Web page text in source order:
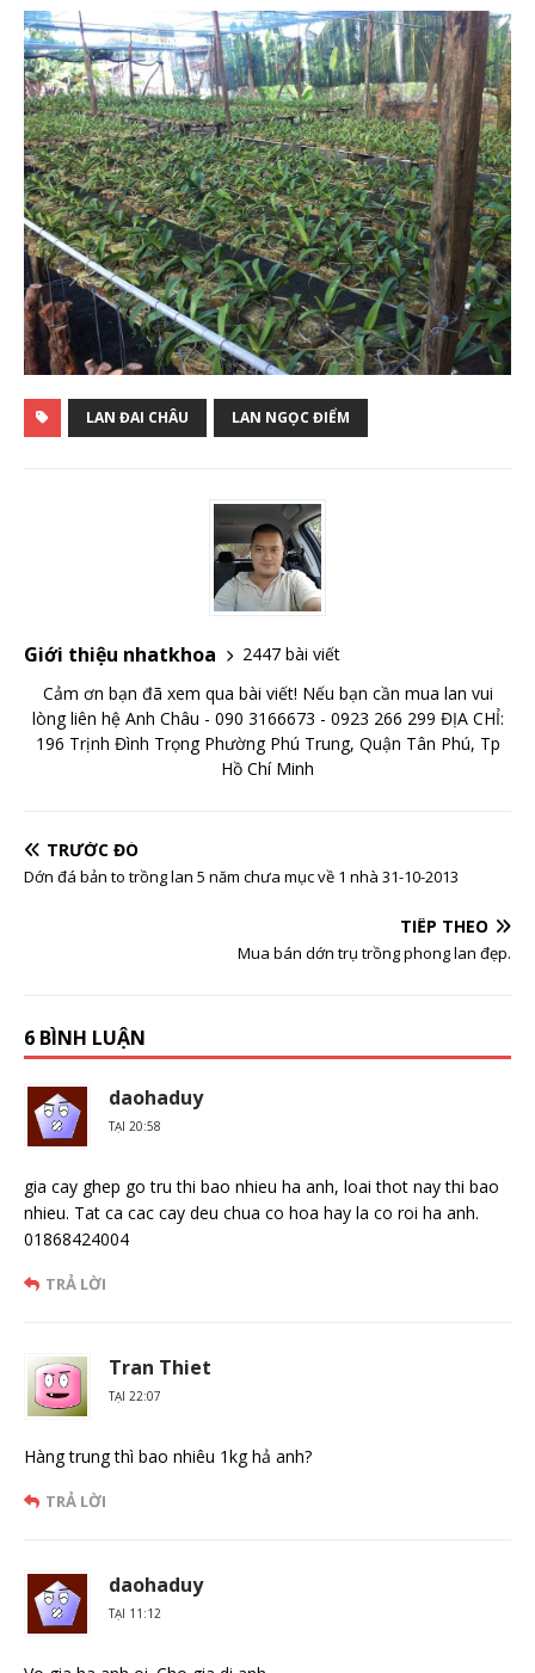
LAN ĐAI CHÂU LAN NGỌC ĐIỂM
Giới thiệu nhatkhoa
2447 bài viết
Cảm ơn bạn đã xem qua bài viết! Nếu bạn cần mua lan vui
lòng liên hệ Anh Châu - 090 3166673 - 0923 266 299 ĐỊA CHỈ:
196 Trịnh Đình Trọng Phường Phú Trung, Quận Tân Phú, Tp
Hồ Chí Minh
TRƯỚC ĐÓ
Dớn đá bản to trồng lan 5 năm chưa mục về 1 nhà 31-10-2013
TIẾP THEO
Mua bán dớn trụ trồng phong lan đẹp.
6 BÌNH LUẬN
daohaduy
TẠI 20:58
gia cay ghep go tru thi bao nhieu ha anh, loai thot nay thi bao
nhieu. Tat ca cac cay deu chua co hoa hay la co roi ha anh.
01868424004
TRẢ LỜI
Tran Thiet
TẠI 22:07
Hàng trung thì bao nhiêu 1kg hả anh?
TRẢ LỜI
daohaduy
TẠI 11:12